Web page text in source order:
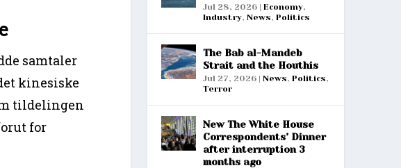
samtaler
kinesiske
tildelingen
for
Jul 28, 2026| Economy,
Industry, News, Politics
The Bab al-Mandeb
Strait and the Houthis
Jul 27, 2026| News, Politics,
Terror
New The White House
Correspondents’ Dinner
after interruption 3
months ago